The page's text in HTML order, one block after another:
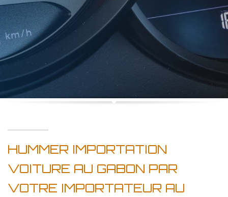
HUMMER IMPORTATION
VOITURE AU GABON PAR
VOTRE IMPORTATEUR AU